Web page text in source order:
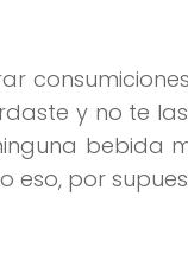
y no te
bebida
eso, por